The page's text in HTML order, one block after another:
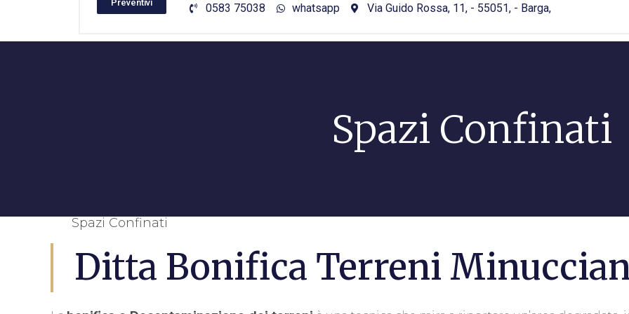
Preventivi 0583 75038 whatsapp Via Guido Rossa, 11, - 55051, - Barga,
Spazi Confinati
Spazi Confinati
Ditta Bonifica Terreni